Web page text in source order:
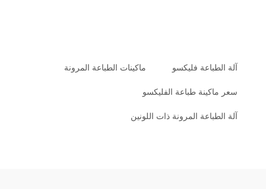
آلة الطباعة فليكسو ماكينات الطباعة المرونة
سعر ماكينة طباعة الفليكسو
آلة الطباعة المرونة ذات اللونين